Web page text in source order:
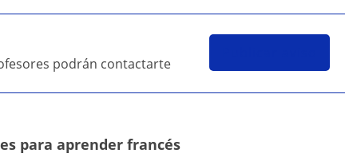
podrán contactarte
para aprender francés